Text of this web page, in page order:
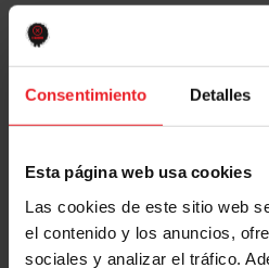
Consentimiento Detalles
Esta página web usa cookies
Las cookies de este sitio web
el contenido y los anuncios,
sociales y analizar el tráfico.
inscritos, los jugadores
retirarse con el reembolso de
conocer el Pickleball podrás
de competición, partidos de
demostraciones en directoy
sorpresa más😉